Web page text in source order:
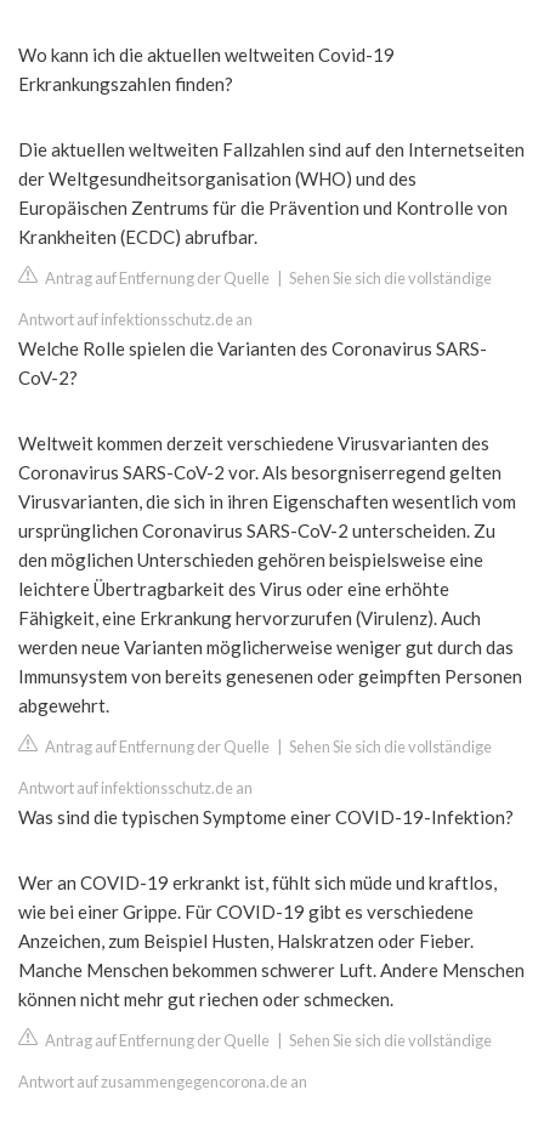
Wo kann ich die aktuellen weltweiten Covid-19
Erkrankungszahlen finden?
Die aktuellen weltweiten Fallzahlen sind auf den Internetseiten
der Weltgesundheitsorganisation (WHO) und des
Europäischen Zentrums für die Prävention und Kontrolle von
Krankheiten (ECDC) abrufbar.
Antrag auf Entfernung der Quelle Sehen Sie sich die vollständige
Antwort auf infektionsschutz.de an
Welche Rolle spielen die Varianten des Coronavirus SARS-
CoV-2?
Weltweit kommen derzeit verschiedene Virusvarianten des
Coronavirus SARS-CoV-2 vor. Als besorgniserregend gelten
Virusvarianten, die sich in ihren Eigenschaften wesentlich vom
ursprünglichen Coronavirus SARS-CoV-2 unterscheiden. Zu
den möglichen Unterschieden gehören beispielsweise eine
leichtere Übertragbarkeit des Virus oder eine erhöhte
Fähigkeit, eine Erkrankung hervorzurufen (Virulenz). Auch
werden neue Varianten möglicherweise weniger gut durch das
Immunsystem von bereits genesenen oder geimpften Personen
abgewehrt.
Antrag auf Entfernung der Quelle Sehen Sie sich die vollständige
Antwort auf infektionsschutz.de an
Was sind die typischen Symptome einer COVID-19-Infektion?
Wer an COVID-19 erkrankt ist, fühlt sich müde und kraftlos,
wie bei einer Grippe. Für COVID-19 gibt es verschiedene
Anzeichen, zum Beispiel Husten, Halskratzen oder Fieber.
Manche Menschen bekommen schwerer Luft. Andere Menschen
können nicht mehr gut riechen oder schmecken.
Antrag auf Entfernung der Quelle Sehen Sie sich die vollständige
Antwort auf zusammengegencorona.de an